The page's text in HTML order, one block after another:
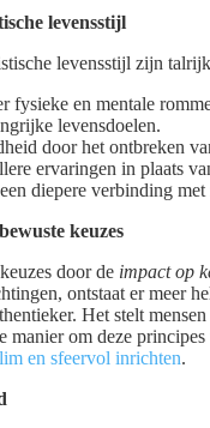
levensstijl
levensstijl zijn
fysieke en mentale
levensdoelen.
door het ontbreken
ervaringen in plaats
diepere verbinding
keuzes
door de impact op
ontstaat er meer
Het stelt
manier om deze
en sfeervol inrichten.